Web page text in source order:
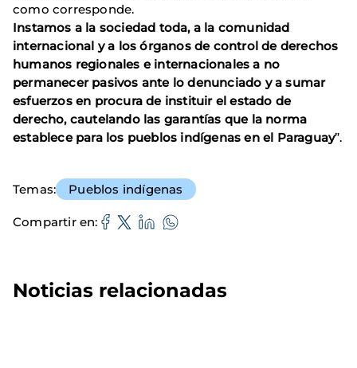
como corresponde.
Instamos a la sociedad toda, a la comunidad
internacional y a los órganos de control de derechos
humanos regionales e internacionales a no
permanecer pasivos ante lo denunciado y a sumar
esfuerzos en procura de instituir el estado de
derecho, cautelando las garantías que la norma
establece para los pueblos indígenas en el Paraguay”.
Temas Pueblos indígenas
Compartir en
Noticias relacionadas